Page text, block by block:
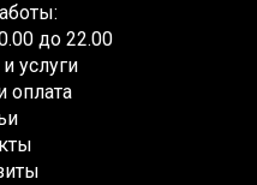
до 22.00
услуги
оплата